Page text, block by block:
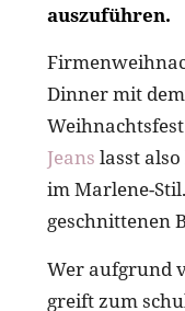
auszuführen.
Dinner mit
Jeans lasst
im Marlene-
geschnittenen
Wer aufgrund
greift zum